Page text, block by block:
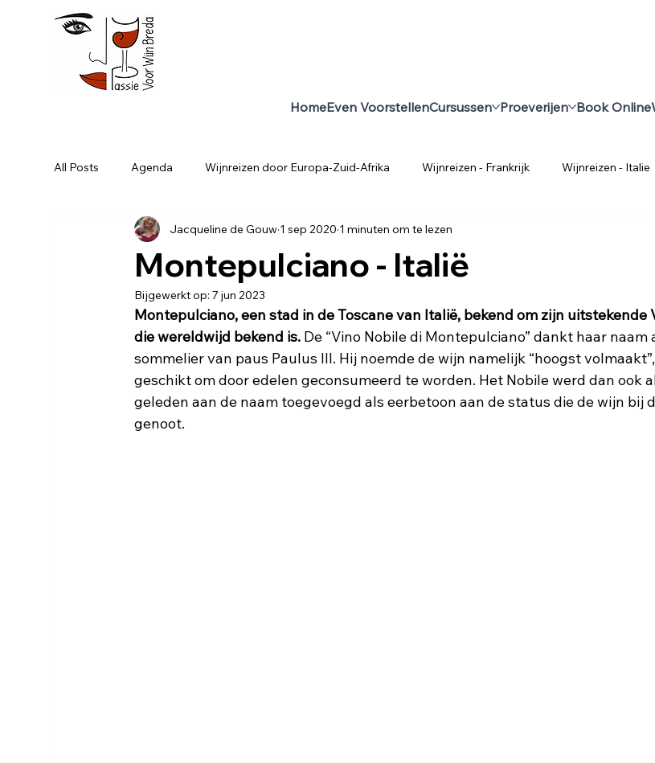
HomeEven VoorstellenCursussen Proeverijen Book Online
All Posts Agenda Wijnreizen door Europa-Zuid-Afrika Wijnreizen - Frankrijk Wijnreizen - Italie
Wijnreizen - Zuid Afrika Wijnreizen - Portugal Weetjes over Wijn
Wijncursus Vergevorderden
Montepulciano - Italië
Jacqueline de Gouw 1 sep 2020 1 minuten om te lezen
Bijgewerkt op:7 jun 2023
Montepulciano, een stad in de Toscane van Italië, bekend om zijn uitstekende
die wereldwijd bekend is. De “Vino Nobile di Montepulciano” dankt haar naam
sommelier van paus Paulus III. Hij noemde de wijn namelijk “hoogst
geschikt om door edelen geconsumeerd te worden. Het Nobile werd dan ook
geleden aan de naam toegevoegd als eerbetoon aan de status die de wijn bij
genoot.